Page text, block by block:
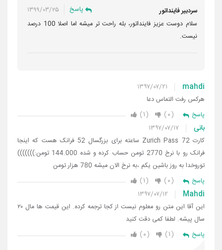
سردبیر فاینداتور ۱۳۹۹/۰۳/۲۵ پاسخ
سلام دوست عزیز فاینداتور، بله راحت تر میشه اما اصلا 100 درصد
نیست.
mahdi ۱۳۹۷/۰۷/۲۱
هرکس رفت التماس دعا
پاسخ
۰
۱
بانی
۱۳۹۷/۰۷/۱۷
کارت Zurich Pass 72 ساعته برای بزرگسال 52 فرانک هست که اینجا
فرانک رو با نرخ 2770 تومن حساب کرده و شده 144.000 تومن:)))))))
توروخدا به روز باشین یکم ،به نرخ الان میشه 780 هزار تومن
پاسخ
۰
۱
Mahdi
۱۳۹۷/۰۷/۱۲
این آقا این متن رو معلوم نیست از کجا ترجمه کرده. این قیمت ها مال ۲۰
سال پیشه. لطفا کمی دقت کنید
پاسخ
۱ ۰